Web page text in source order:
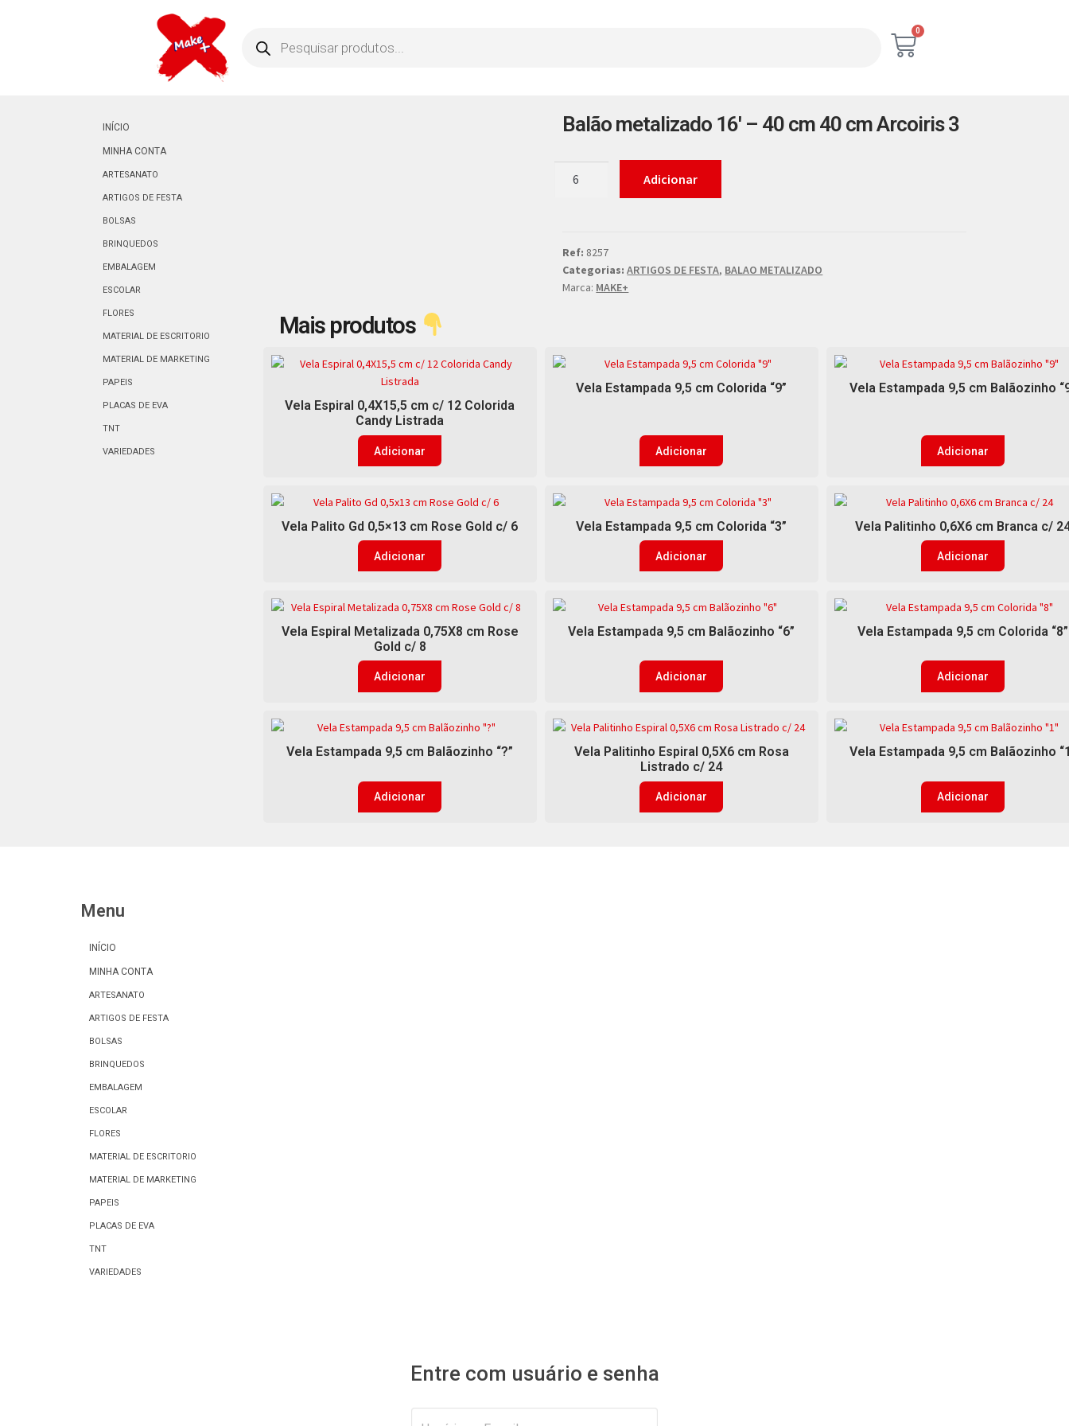
0
INÍCIO
MINHA CONTA
ARTESANATO
ARTIGOS DE FESTA
BOLSAS
BRINQUEDOS
EMBALAGEM
ESCOLAR
FLORES
MATERIAL DE ESCRITORIO
MATERIAL DE MARKETING
PAPEIS
PLACAS DE EVA
TNT
VARIEDADES
Balão metalizado 16′ – 40 cm 40 cm Arcoiris 3
Adicionar
Ref: 8257
Categorias: ARTIGOS DE FESTA, BALAO METALIZADO
Marca: MAKE+
Vela Espiral 0,4X15,5 cm c/ 12 Colorida
Candy Listrada
Adicionar
Vela Estampada 9,5 cm Colorida “9”
Adicionar
Vela Estampada 9,5 cm Balãozinho
Adicionar
Vela Palito Gd 0,5×13 cm Rose Gold c/ 6
Adicionar
Vela Estampada 9,5 cm Colorida “3”
Adicionar
Vela Palitinho 0,6X6 cm Branca c/
Adicionar
Vela Espiral Metalizada 0,75X8 cm Rose
Gold c/ 8
Adicionar
Vela Estampada 9,5 cm Balãozinho “6”
Adicionar
Vela Estampada 9,5 cm Colorida “8”
Adicionar
Vela Estampada 9,5 cm Balãozinho “?”
Adicionar
Vela Palitinho Espiral 0,5X6 cm Rosa
Listrado c/ 24
Adicionar
Vela Estampada 9,5 cm Balãozinho
Adicionar
Mais produtos
Menu
INÍCIO
MINHA CONTA
ARTESANATO
ARTIGOS DE FESTA
BOLSAS
BRINQUEDOS
EMBALAGEM
ESCOLAR
FLORES
MATERIAL DE ESCRITORIO
MATERIAL DE MARKETING
PAPEIS
PLACAS DE EVA
TNT
VARIEDADES
Entre com usuário e senha